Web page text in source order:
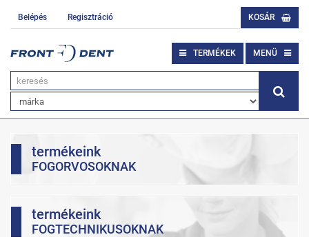
Belépés Regisztráció KOSÁR
TERMÉKEK MENÜ
termékeink
FOGORVOSOKNAK
termékeink
FOGTECHNIKUSOKNAK